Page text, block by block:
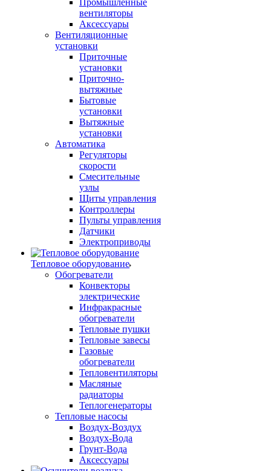
Промышленные
вентиляторы
Аксессуары
Вентиляционные
установки
Приточные
установки
Приточно-
вытяжные
Бытовые
установки
Вытяжные
установки
Автоматика
Регуляторы
скорости
Смесительные
узлы
Щиты управления
Контроллеры
Пульты управления
Датчики
Электроприводы
Тепловое оборудование
Обогреватели
Конвекторы
электрические
Инфракрасные
обогреватели
Тепловые пушки
Тепловые завесы
Газовые
обогреватели
Тепловентиляторы
Масляные
радиаторы
Теплогенераторы
Тепловые насосы
Воздух-Воздух
Воздух-Вода
Грунт-Вода
Аксессуары